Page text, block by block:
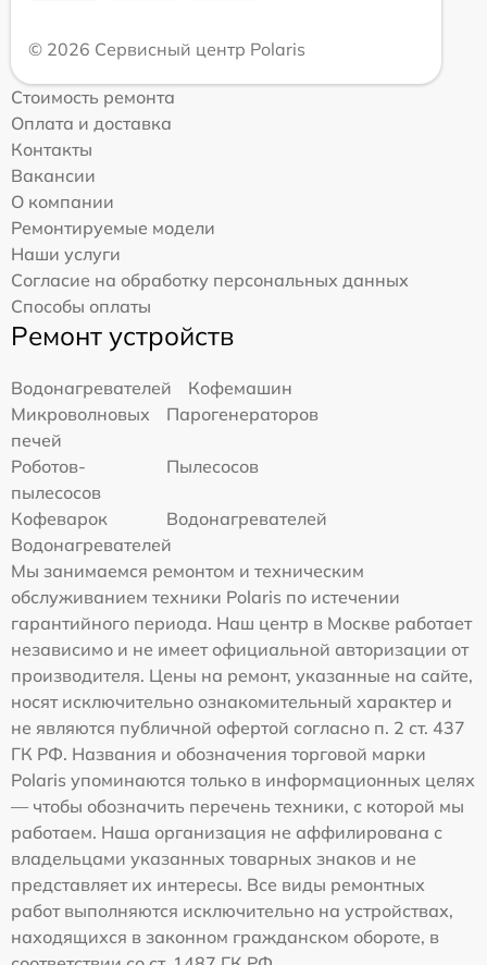
© 2026 Сервисный центр Polaris
Стоимость ремонта
Оплата и доставка
Контакты
Вакансии
О компании
Ремонтируемые модели
Наши услуги
Согласие на обработку персональных данных
Способы оплаты
Ремонт устройств
Водонагревателей
Кофемашин
Микроволновых
печей
Парогенераторов
Роботов-
пылесосов
Пылесосов
Кофеварок
Водонагревателей
Водонагревателей
Мы занимаемся ремонтом и техническим
обслуживанием техники Polaris по истечении
гарантийного периода. Наш центр в Москве работает
независимо и не имеет официальной авторизации от
производителя. Цены на ремонт, указанные на сайте,
носят исключительно ознакомительный характер и
не являются публичной офертой согласно п. 2 ст. 437
ГК РФ. Названия и обозначения торговой марки
Polaris упоминаются только в информационных целях
— чтобы обозначить перечень техники, с которой мы
работаем. Наша организация не аффилирована с
владельцами указанных товарных знаков и не
представляет их интересы. Все виды ремонтных
работ выполняются исключительно на устройствах,
находящихся в законном гражданском обороте, в